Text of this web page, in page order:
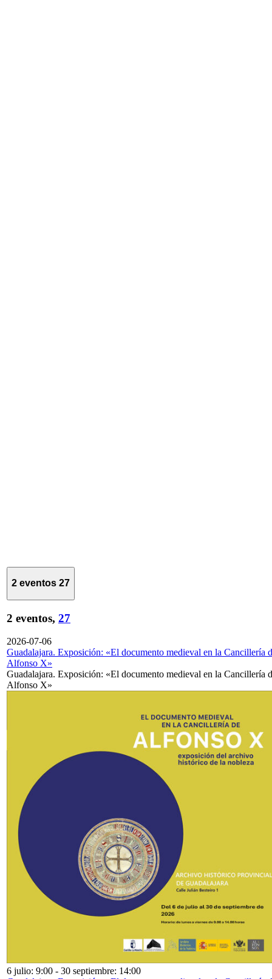
2 eventos 27
2 eventos, 27
2026-07-06
Guadalajara. Exposición: «El documento medieval en la Cancillería
Alfonso X»
Guadalajara. Exposición: «El documento medieval en la Cancillería
Alfonso X»
6 julio: 9:00 - 30 septiembre: 14:00